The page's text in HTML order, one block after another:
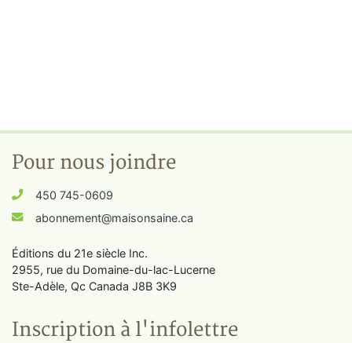
Pour nous joindre
450 745-0609
abonnement@maisonsaine.ca
Éditions du 21e siècle Inc.
2955, rue du Domaine-du-lac-Lucerne
Ste-Adèle, Qc Canada J8B 3K9
Inscription à l'infolettre